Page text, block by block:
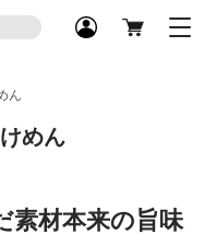
ん
めん
素材本来の旨味